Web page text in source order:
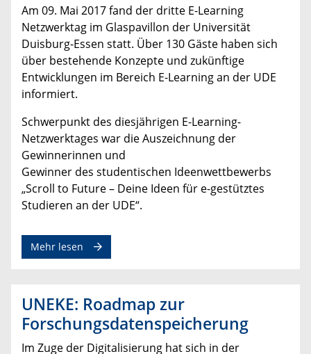
Am 09. Mai 2017 fand der dritte E-Learning
Netzwerktag im Glaspavillon der Universität
Duisburg-Essen statt. Über 130 Gäste haben sich
über bestehende Konzepte und zukünftige
Entwicklungen im Bereich E-Learning an der UDE
informiert.
Schwerpunkt des diesjährigen E-Learning-
Netzwerktages war die Auszeichnung der
Gewinnerinnen und
Gewinner des studentischen Ideenwettbewerbs
„Scroll to Future – Deine Ideen für e-gestütztes
Studieren an der UDE“.
Mehr lesen
UNEKE: Roadmap zur
Forschungsdatenspeicherung
Im Zuge der Digitalisierung hat sich in der